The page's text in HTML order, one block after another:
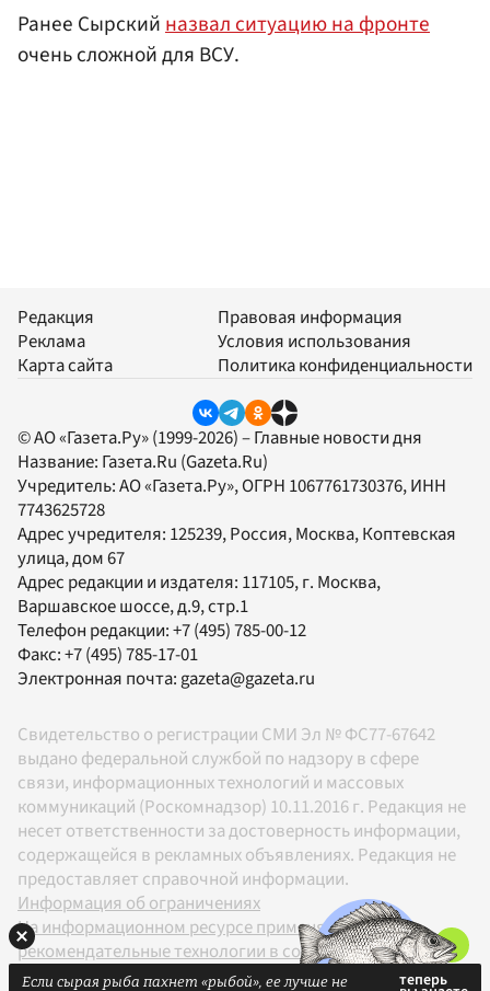
Ранее Сырскийназвал ситуацию на фронте
очень сложной для ВСУ.
Редакция
Реклама
Карта сайта
Правовая информация
Условия использования
Политика конфиденциальности
© АО «Газета.Ру» (1999-2026) – Главные новости дня
Название: Газета.Ru (Gazeta.Ru)
Учредитель:АО «Газета.Ру», ОГРН 1067761730376, ИНН
7743625728
Адрес учредителя: 125239, Россия, Москва, Коптевская
улица, дом 67
Адрес редакции и издателя: 117105, г. Москва,
Варшавское шоссе, д.9, стр.1
Телефон редакции:+7 (495) 785-00-12
Факс:+7 (495) 785-17-01
Электронная почта: gazeta@gazeta.ru
Свидетельство о регистрации СМИ Эл № ФС77-67642
выдано федеральной службой по надзору в сфере
связи, информационных технологий и массовых
коммуникаций (Роскомнадзор) 10.11.2016 г. Редакция не
несет ответственности за достоверность информации,
содержащейся в рекламных объявлениях. Редакция не
предоставляет справочной информации.
Информация об ограничениях
На информационном ресурсе применяются
рекомендательные технологии в соответствии с
Правилами
Если сырая рыба пахнет «рыбой», ее лучше не